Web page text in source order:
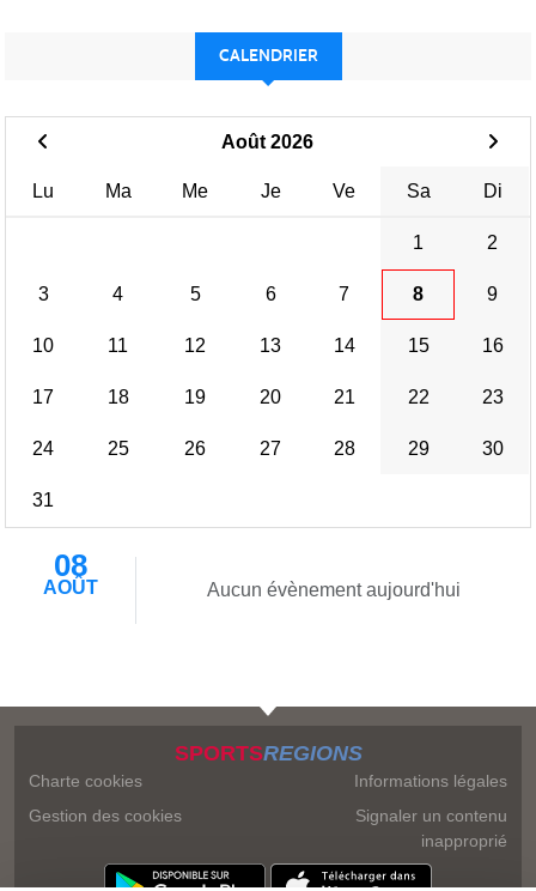
CALENDRIER
Août 2026
Lu Ma Me Je Ve Sa Di
1 2
3 4 5 6 7 8 9
10 11 12 13 14 15 16
17 18 19 20 21 22 23
24 25 26 27 28 29 30
31
08
AOÛT Aucun évènement aujourd'hui
SPORTSREGIONS
Charte cookies
Gestion des cookies
Informations légales
Signaler un contenu
inapproprié